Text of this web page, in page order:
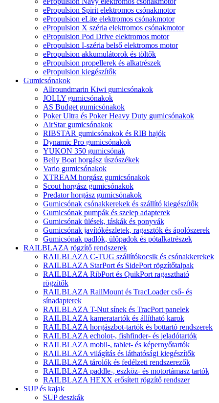
ePropulsion Spirit elektromos csónakmotor
ePropulsion eLite elektromos csónakmotor
ePropulsion X széria elektromos csónakmotor
ePropulsion Pod Drive elektromos motor
ePropulsion I-széria belső elektromos motor
ePropulsion akkumulátorok és töltők
ePropulsion propellerek és alkatrészek
ePropulsion kiegészítők
Gumicsónakok
Allroundmarin Kiwi gumicsónakok
JOLLY gumicsónakok
AS Budget gumicsónakok
Poker Ultra és Poker Heavy Duty gumicsónakok
AirStar gumicsónakok
RIBSTAR gumicsónakok és RIB hajók
Dynamic Pro gumicsónakok
YUKON 350 gumicsónak
Belly Boat horgász úszószékek
Vario gumicsónakok
XTREAM horgász gumicsónakok
Scout horgász gumicsónakok
Predator horgász gumicsónakok
Gumicsónak csónakkerekek és szállító kiegészítők
Gumicsónak pumpák és szelep adapterek
Gumicsónak ülések, táskák és ponyvák
Gumicsónak javítókészletek, ragasztók és ápolószerek
Gumicsónak padlók, ülőpadok és pótalkatrészek
RAILBLAZA rögzítő rendszerek
RAILBLAZA C-TUG szállítókocsik és csónakkerekek
RAILBLAZA StarPort és SidePort rögzítőtalpak
RAILBLAZA RibPort és QuikPort ragasztható
rögzítők
RAILBLAZA RailMount és TracLoader cső- és
sínadapterek
RAILBLAZA T-Nut sínek és TracPort panelek
RAILBLAZA kameratartók és állítható karok
RAILBLAZA horgászbot-tartók és bottartó rendszerek
RAILBLAZA echolot-, fishfinder- és jeladótartók
RAILBLAZA mobil-, tablet- és képernyőtartók
RAILBLAZA világítás és láthatósági kiegészítők
RAILBLAZA tárolók és fedélzeti rendszerezők
RAILBLAZA paddle-, eszköz- és motortámasz tartók
RAILBLAZA HEXX erősített rögzítő rendszer
SUP és kajak
SUP deszkák